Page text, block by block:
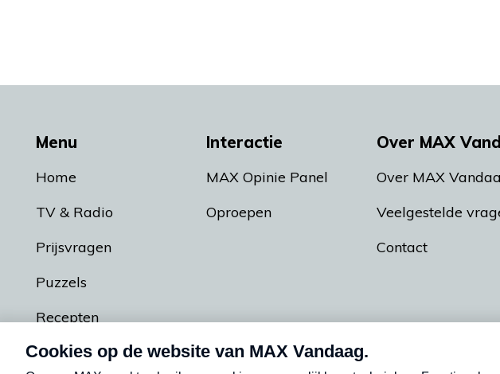
Menu
Home
TV & Radio
Prijsvragen
Puzzels
Recepten
Podcasts
Interactie
MAX Opinie Panel
Oproepen
Over MAX
Over MAX
Veelgestelde
Contact